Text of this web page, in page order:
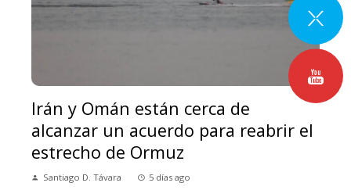
Irán y Omán están cerca de
alcanzar un acuerdo para reabrir el
estrecho de Ormuz
Santiago D. Távara 5 días ago